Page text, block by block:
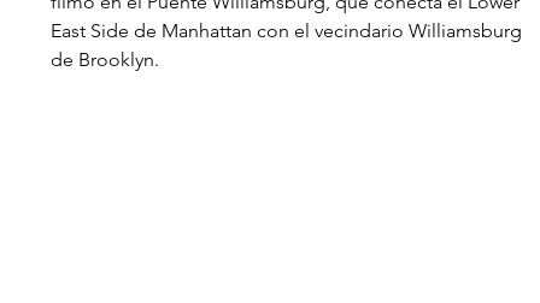
East Side de Manhattan con el vecindario Williamsburg
de Brooklyn.